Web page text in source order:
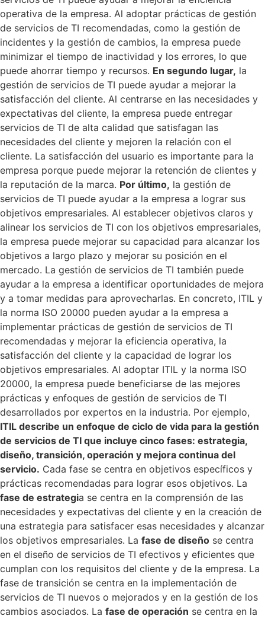
operativa de la empresa. Al adoptar prácticas de gestión
de servicios de TI recomendadas, como la gestión de
incidentes y la gestión de cambios, la empresa puede
minimizar el tiempo de inactividad y los errores, lo que
puede ahorrar tiempo y recursos. En segundo lugar, la
gestión de servicios de TI puede ayudar a mejorar la
satisfacción del cliente. Al centrarse en las necesidades y
expectativas del cliente, la empresa puede entregar
servicios de TI de alta calidad que satisfagan las
necesidades del cliente y mejoren la relación con el
cliente. La satisfacción del usuario es importante para la
empresa porque puede mejorar la retención de clientes y
la reputación de la marca. Por último, la gestión de
servicios de TI puede ayudar a la empresa a lograr sus
objetivos empresariales. Al establecer objetivos claros y
alinear los servicios de TI con los objetivos empresariales,
la empresa puede mejorar su capacidad para alcanzar los
objetivos a largo plazo y mejorar su posición en el
mercado. La gestión de servicios de TI también puede
ayudar a la empresa a identificar oportunidades de mejora
y a tomar medidas para aprovecharlas. En concreto, ITIL y
la norma ISO 20000 pueden ayudar a la empresa a
implementar prácticas de gestión de servicios de TI
recomendadas y mejorar la eficiencia operativa, la
satisfacción del cliente y la capacidad de lograr los
objetivos empresariales. Al adoptar ITIL y la norma ISO
20000, la empresa puede beneficiarse de las mejores
prácticas y enfoques de gestión de servicios de TI
desarrollados por expertos en la industria. Por ejemplo,
ITIL describe un enfoque de ciclo de vida para la gestión
de servicios de TI que incluye cinco fases: estrategia,
diseño, transición, operación y mejora continua del
servicio. Cada fase se centra en objetivos específicos y
prácticas recomendadas para lograr esos objetivos. La
fase de estrategia se centra en la comprensión de las
necesidades y expectativas del cliente y en la creación de
una estrategia para satisfacer esas necesidades y alcanzar
los objetivos empresariales. La fase de diseño se centra
en el diseño de servicios de TI efectivos y eficientes que
cumplan con los requisitos del cliente y de la empresa. La
fase de transición se centra en la implementación de
servicios de TI nuevos o mejorados y en la gestión de los
cambios asociados. La fase de operación se centra en la